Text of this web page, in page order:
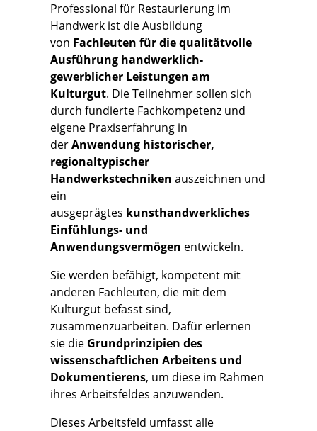
Professional für Restaurierung im
Handwerk ist die Ausbildung
von Fachleuten für die qualitätvolle
Ausführung handwerklich-
gewerblicher Leistungen am
Kulturgut. Die Teilnehmer sollen sich
durch fundierte Fachkompetenz und
eigene Praxiserfahrung in
derAnwendung historischer,
regionaltypischer
Handwerkstechniken auszeichnen und
ein
ausgeprägtes kunsthandwerkliches
Einfühlungs- und
Anwendungsvermögen entwickeln.
Sie werden befähigt, kompetent mit
anderen Fachleuten, die mit dem
Kulturgut befasst sind,
zusammenzuarbeiten. Dafür erlernen
sie die Grundprinzipien des
wissenschaftlichen Arbeitens und
Dokumentierens, um diese im Rahmen
ihres Arbeitsfeldes anzuwenden.
Dieses Arbeitsfeld umfasst alle